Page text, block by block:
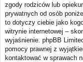
zgody rodziców lub
prywatnych od osób
to dotyczy ciebie jako
witrynie internetowej –
wyjaśnienie. phpBB
pomocy prawnej z
kontaktować w sprawach